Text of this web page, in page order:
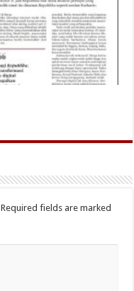
Required fields are marked